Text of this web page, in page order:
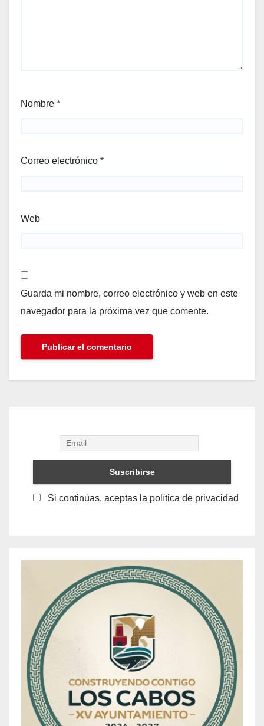
Nombre *
Correo electrónico *
Web
Guarda mi nombre, correo electrónico y web en este
navegador para la próxima vez que comente.
Si continúas, aceptas la política de privacidad